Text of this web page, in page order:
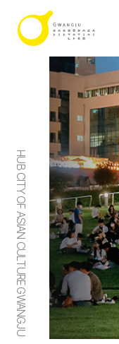
HUB CITY OF ASIAN CULTURE GWANGJU